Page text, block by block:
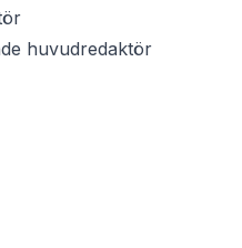
huvudredaktör